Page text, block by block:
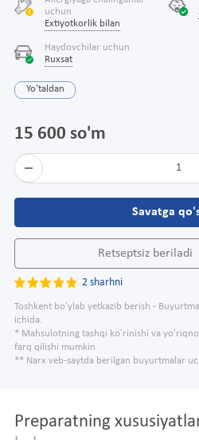
uchun
Extiyotkorlik bilan
Haydovchilar uchun
Ruxsat
Yo'taldan
15 600 so'm
1
Savatga
Retseptsiz beriladi
2 sharhni
Toshkent bo'ylab yetkazib berish -
ichida.
* Mahsulotning tashqi ko'rinishi va
farq qilishi mumkin
** Narx veb-saytda berilgan buyurtmalar
Preparatning